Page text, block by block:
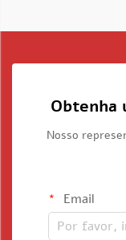
Obtenha
Nosso
Email